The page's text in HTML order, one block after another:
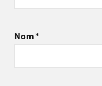
Nom*